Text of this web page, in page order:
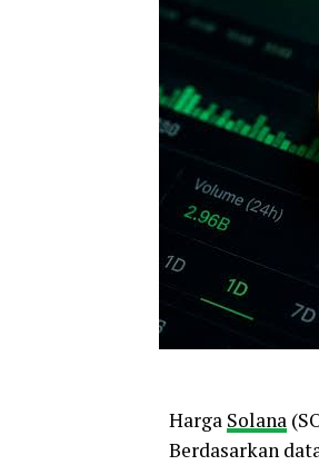
Harga Solana
Berdasarkan